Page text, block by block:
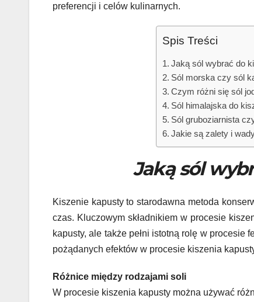
preferencji i celów kulinarnych.
Spis Treści
Jaką sól wybrać do
Sól morska czy sól
Czym różni się sól
Sól himalajska do
Sól gruboziarnista
Jakie są zalety i
Jaką sól
Kiszenie kapusty to starodawna metoda
czas. Kluczowym składnikiem w procesie
kapusty, ale także pełni istotną rolę w
pożądanych efektów w procesie kiszenia
Różnice między rodzajami soli
W procesie kiszenia kapusty można używać